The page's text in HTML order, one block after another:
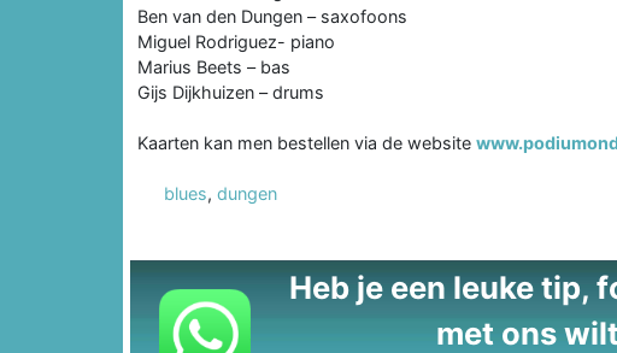
Ben van den Dungen – saxofoons
Miguel Rodriguez- piano
Marius Beets – bas
Gijs Dijkhuizen – drums
Kaarten kan men bestellen via de website
blues, dungen
Heb je een leuke tip,
met ons